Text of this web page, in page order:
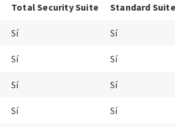
Total Security Suite Standard Suite
Sí Sí
Sí Sí
Sí Sí
Sí Sí